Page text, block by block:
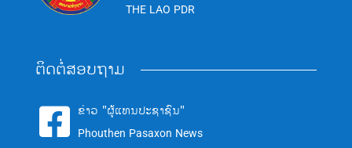
THE LAO PDR
ຕິດຕໍ່ສອບຖາມ
 ຂ່າວ "ຜູ້ແທນປະຊາຊົນ"
Phouthen Pasaxon News